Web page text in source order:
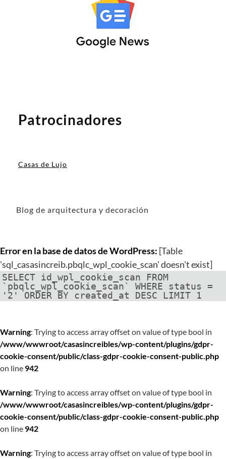
Patrocinadores
Casas de Lujo
Blog de arquitectura y decoración
Error en la base de datos de WordPress: [Table
'sql_casasincreib.pbqlc_wpl_cookie_scan' doesn't exist]
SELECT id_wpl_cookie_scan FROM
`pbqlc_wpl_cookie_scan` WHERE status =
'2' ORDER BY created_at DESC LIMIT 1
Warning: Trying to access array offset on value of type bool in
/www/wwwroot/casasincreibles/wp-content/plugins/gdpr-
cookie-consent/public/class-gdpr-cookie-consent-public.php
on line 942
Warning: Trying to access array offset on value of type bool in
/www/wwwroot/casasincreibles/wp-content/plugins/gdpr-
cookie-consent/public/class-gdpr-cookie-consent-public.php
on line 942
Warning: Trying to access array offset on value of type bool in